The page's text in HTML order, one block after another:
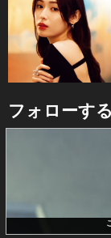
フォローする